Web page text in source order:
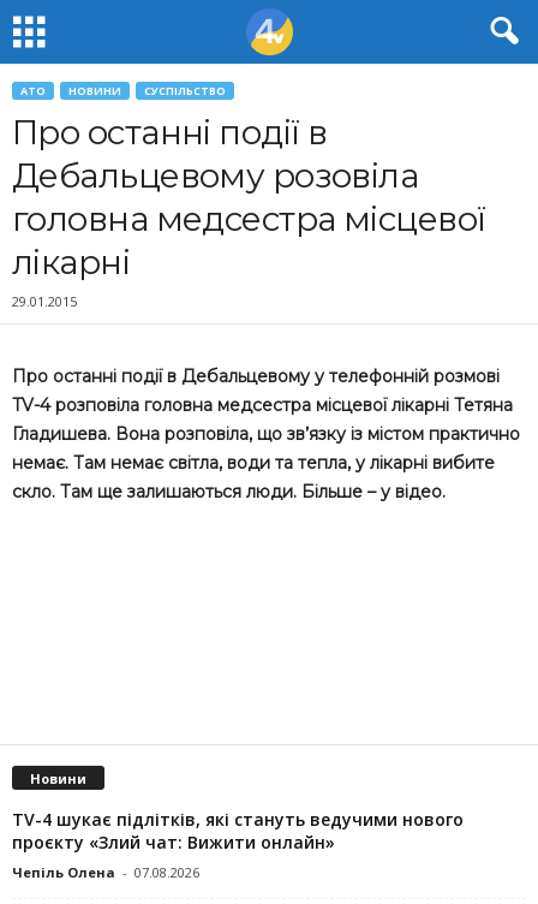
АТО НОВИНИ СУСПІЛЬСТВО
Про останні події в
Дебальцевому розовіла
головна медсестра місцевої
лікарні
29.01.2015
Про останні події в Дебальцевому у телефонній розмові
TV-4 розповіла головна медсестра місцевої лікарні Тетяна
Гладишева. Вона розповіла, що зв’язку із містом практично
немає. Там немає світла, води та тепла, у лікарні вибите
скло. Там ще залишаються люди. Більше – у відео.
Новини
TV-4 шукає підлітків, які стануть ведучими нового
проєкту «Злий чат: Вижити онлайн»
Чепіль Олена - 07.08.2026